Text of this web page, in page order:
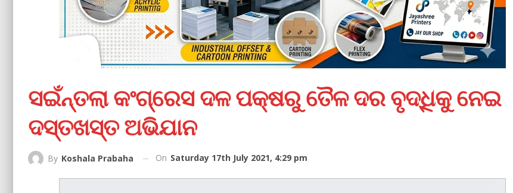
ସଇଁନ୍ତଲା କଂଗ୍ରେସ ଦଳ ପକ୍ଷରୁ ତୈଳ ଦର ବୃଦ୍ଧିକୁ ନେଇ
ଦସ୍ତଖସ୍ତ ଅଭିଯାନ
By Koshala Prabaha On Saturday 17th July 2021, 4:29 pm